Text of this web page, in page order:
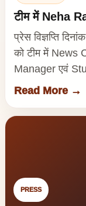
टीम में Neha
प्रेस विज्ञप्ति
को टीम में News
Manager एवं
Read More →
PRESS